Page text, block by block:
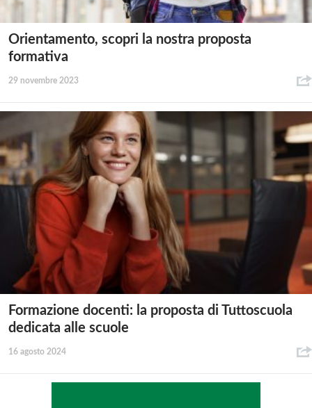
Orientamento, scopri la nostra proposta
formativa
29 novembre 2023
Formazione docenti: la proposta di Tuttoscuola
dedicata alle scuole
16 agosto 2024